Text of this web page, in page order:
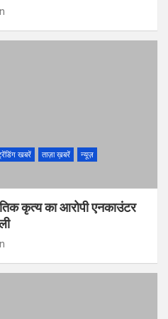
खबरें ताज़ा ख़बरें
न्यूज़
कृत्य का आरोपी एनकाउंटर